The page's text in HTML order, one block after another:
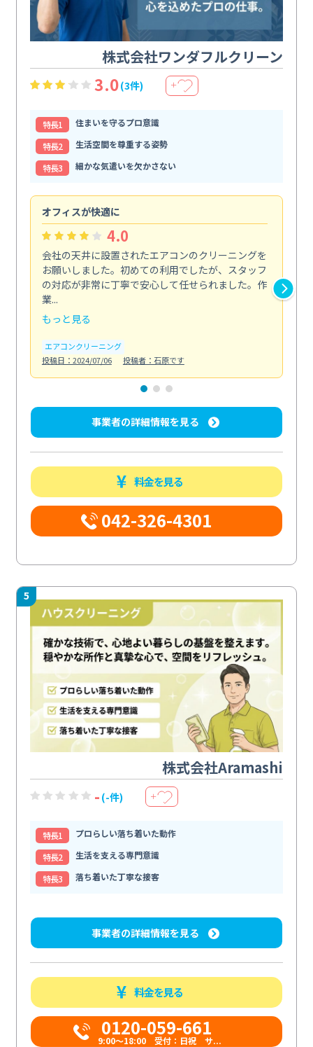
株式会社ワンダフルクリーン
3.0(3件) ＋
特⻑1
住まいを守るプロ意識
特⻑2
生活空間を尊重する姿勢
特⻑3
細かな気遣いを欠かさない
オフィスが快適に
4.0
会社の天井に設置されたエアコンのクリーニングを
お願いしました。初めての利用でしたが、スタッフ
の対応が非常に丁寧で安心して任せられました。作
業...
もっと見る
エアコンクリーニング
投稿日：2024/07/06
投稿者：石原です
事業者の詳細情報を見る
料金を見る
042-326-4301
5
株式会社Aramashi
- (-件) ＋
特⻑1
プロらしい落ち着いた動作
特⻑2
生活を支える専門意識
特⻑3
落ち着いた丁寧な接客
事業者の詳細情報を見る
料金を見る
0120-059-661
9:00〜18:00 受付：日祝 サ...